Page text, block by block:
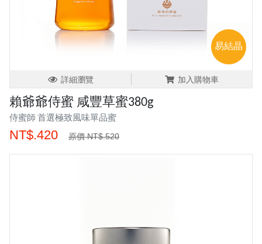
易結晶
詳細瀏覽 加入購物車
賴爺爺侍蜜 咸豐草蜜380g
侍蜜師 首選極致風味單品蜜
NT$.420 原價 NT$.520